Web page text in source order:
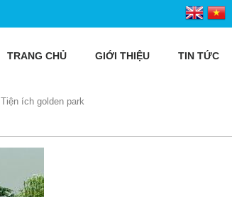
TRANG CHỦ GIỚI THIỆU TIN TỨC
Tiện ích golden park